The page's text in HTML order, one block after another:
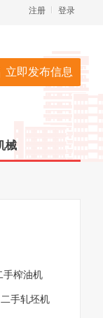
登录
注册
立即发布信息
械
手榨油机
二手轧坯机